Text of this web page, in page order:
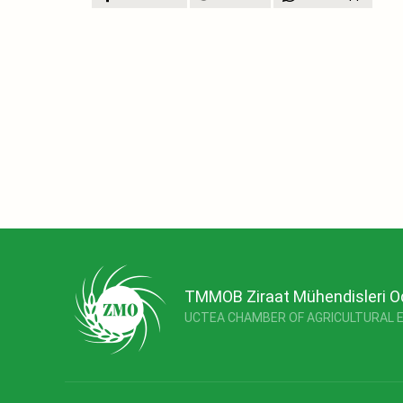
TMMOB Ziraat Mühendisleri
UCTEA CHAMBER OF AGRICULTURAL